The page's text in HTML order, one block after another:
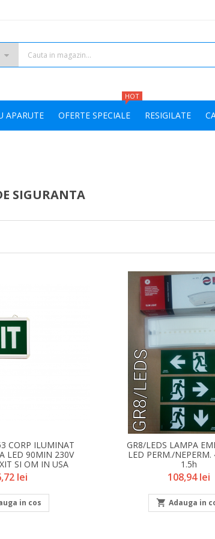
APARUTE
HOT
OFERTE SPECIALE RESIGILATE
SIGURANTA
CORP ILUMINAT
LED 90MIN 230V
SI OM IN USA
lei
in cos
GR8/LEDS LAMPA
LED PERM./
1.5h
Pret
108,94 lei
 Adauga in